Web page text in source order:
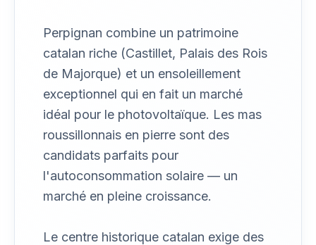
Perpignan combine un patrimoine
catalan riche (Castillet, Palais des Rois
de Majorque) et un ensoleillement
exceptionnel qui en fait un marché
idéal pour le photovoltaïque. Les mas
roussillonnais en pierre sont des
candidats parfaits pour
l'autoconsommation solaire — un
marché en pleine croissance.
Le centre historique catalan exige des